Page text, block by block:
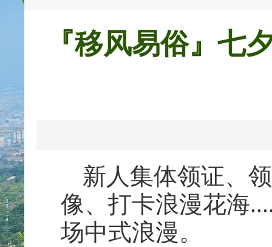
『移风易俗』七
新人集体领证、
像、打卡浪漫花海
场中式浪漫。